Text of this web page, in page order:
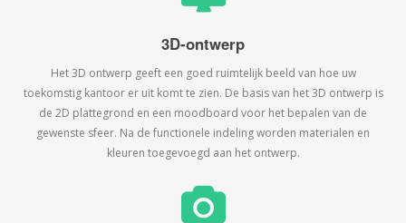
3D-ontwerp
Het 3D ontwerp geeft een goed ruimtelijk beeld van hoe uw
toekomstig kantoor er uit komt te zien. De basis van het 3D ontwerp is
de 2D plattegrond en een moodboard voor het bepalen van de
gewenste sfeer. Na de functionele indeling worden materialen en
kleuren toegevoegd aan het ontwerp.